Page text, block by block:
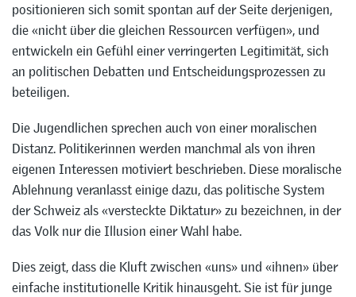
positionieren sich somit spontan auf der Seite derjenigen,
die «nicht über die gleichen Ressourcen verfügen», und
entwickeln ein Gefühl einer verringerten Legitimität, sich
an politischen Debatten und Entscheidungsprozessen zu
beteiligen.
Die Jugendlichen sprechen auch von einer moralischen
Distanz. Politikerinnen werden manchmal als von ihren
eigenen Interessen motiviert beschrieben. Diese moralische
Ablehnung veranlasst einige dazu, das politische System
der Schweiz als «versteckte Diktatur» zu bezeichnen, in der
das Volk nur die Illusion einer Wahl habe.
Dies zeigt, dass die Kluft zwischen «uns» und «ihnen» über
einfache institutionelle Kritik hinausgeht. Sie ist für junge